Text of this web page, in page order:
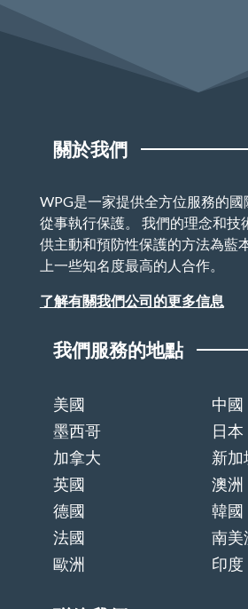
關於我們
WPG是一家提供全方位服務的
從事執行保護。 我們的理念和技
供主動和預防性保護的方法為藍
上一些知名度最高的人合作。
了解有關我們公司的更多信息
我們服務的地點
美國
中國
墨西哥
日本
加拿大
新加
英國
澳洲
德國
韓國
法國
南美
歐洲
印度